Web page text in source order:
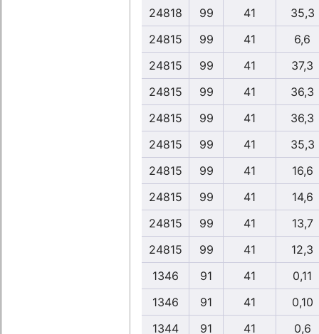
24818
99 41
35,3
24815
99 41
6,6
24815
99 41
37,3
24815
99 41
36,3
24815
99 41
36,3
24815
99 41
35,3
24815
99 41
16,6
24815
99 41
14,6
24815
99 41
13,7
24815
99 41
12,3
1346
91 41
0,11
1346
91 41
0,10
1344
91 41
0,6